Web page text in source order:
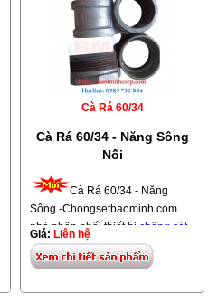
Cà Rá 60/34
Cà Rá 60/34 - Năng Sông
Nối
Cà Rá 60/34 - Năng
Sông -Chongsetbaominh.com
nhà phân phối thiết bị chống sét
hàng đầu tại Việt Nam với
phương châm, uy tín, chất lượng
Giá: Liên hệ